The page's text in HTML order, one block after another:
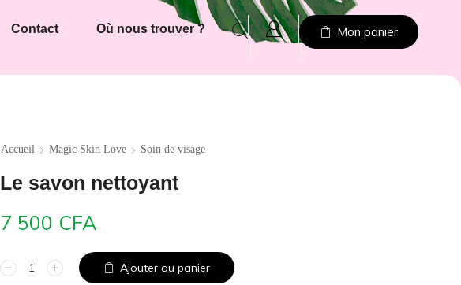
Contact Où nous trouver ? Mon panier
Accueil Magic Skin Love Soin de visage
Le savon nettoyant
7 500 CFA
Ajouter au panier